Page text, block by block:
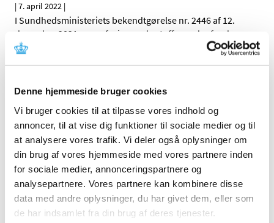
Denne hjemmeside bruger cookies
Vi bruger cookies til at tilpasse vores indhold og
annoncer, til at vise dig funktioner til sociale medier og til
at analysere vores trafik. Vi deler også oplysninger om
din brug af vores hjemmeside med vores partnere inden
for sociale medier, annonceringspartnere og
analysepartnere. Vores partnere kan kombinere disse
data med andre oplysninger, du har givet dem, eller som
de har indsamlet fra din brug af deres tjenester.
|7. april 2022 |
I Sundhedsministeriets bekendtgørelse nr. 2446 af 12.
december 2021 om euforiserende stoffer er der fra den
Håndtering af kliniske lægemiddelforsøg i
5. april 2022
Den aktuelle krig i Ukraine kan have betydning for en
række kliniske lægemiddelforsøg. Både når det gælder…
Lægemiddelstyrelsen præsenterer ny strategi
| 5. april 2022 |
Lægemiddelstyrelsens direktør Lars Bo Nielsen har netop
præsenteret styrelsens nye strategi 2022-26. Strategien…